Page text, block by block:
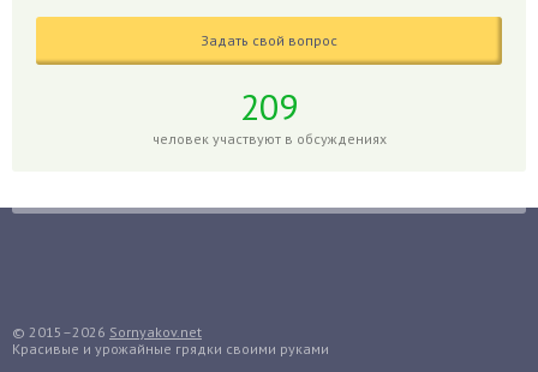
Гладиолусы
Гранат
Грядки
Задать свой вопрос
209
человек участвуют в обсуждениях
© 2015–2026 Sornyakov.net
Красивые и урожайные грядки своими руками